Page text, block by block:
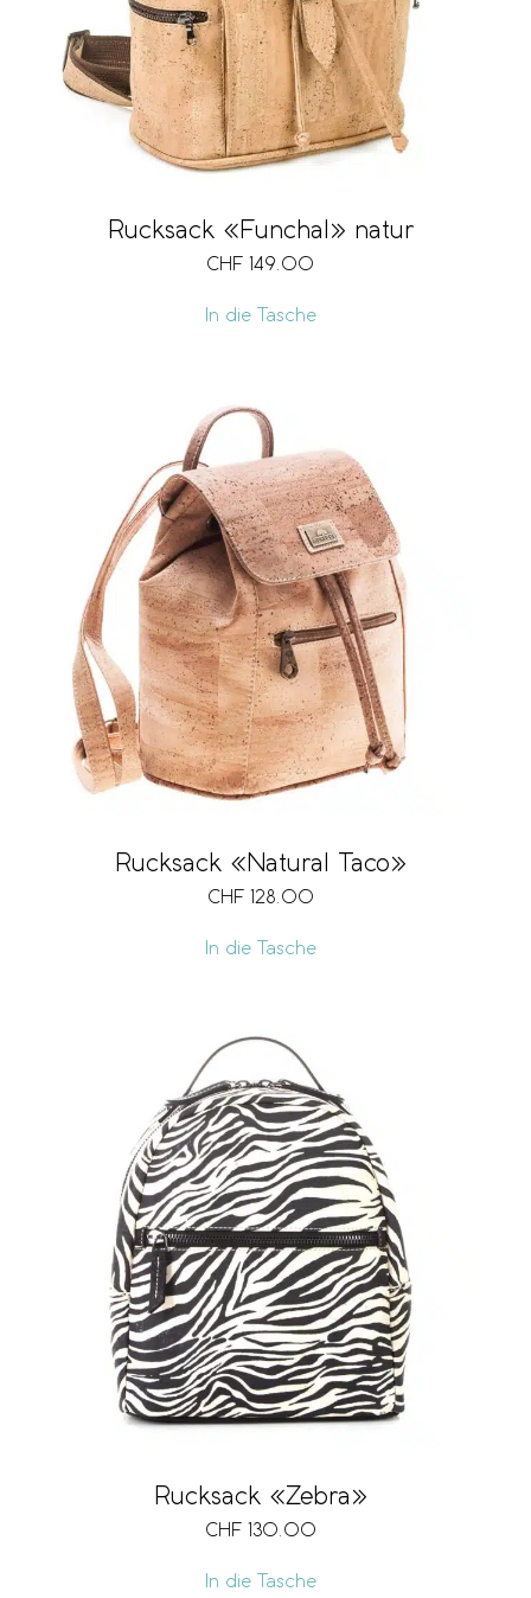
Rucksack «Funchal» natur
CHF 149.00
In die Tasche
Rucksack «Natural Taco»
CHF 128.00
In die Tasche
Rucksack «Zebra»
CHF 130.00
In die Tasche